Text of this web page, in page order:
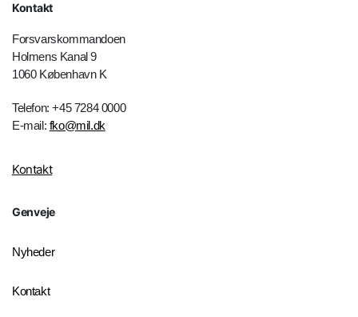
Kontakt
Forsvarskommandoen
Holmens Kanal 9
1060 København K
Telefon: +45 7284 0000
E-mail: fko@mil.dk
Kontakt
Genveje
Nyheder
Kontakt